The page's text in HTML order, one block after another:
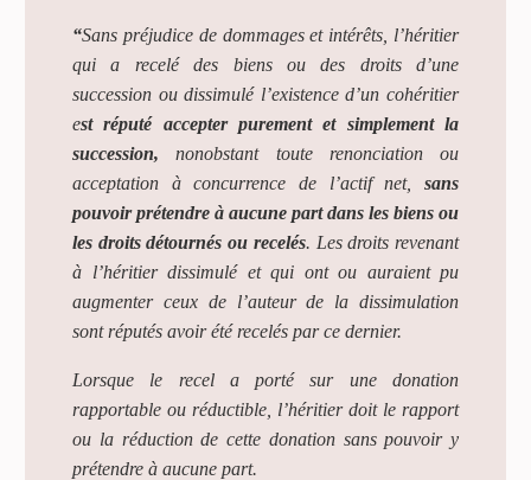
“Sans préjudice de dommages et intérêts, l’héritier
qui a recelé des biens ou des droits d’une
succession ou dissimulé l’existence d’un cohéritier
est réputé accepter purement et simplement la
succession, nonobstant toute renonciation ou
acceptation à concurrence de l’actif net, sans
pouvoir prétendre à aucune part dans les biens ou
les droits détournés ou recelés. Les droits revenant
à l’héritier dissimulé et qui ont ou auraient pu
augmenter ceux de l’auteur de la dissimulation
sont réputés avoir été recelés par ce dernier.
Lorsque le recel a porté sur une donation
rapportable ou réductible, l’héritier doit le rapport
ou la réduction de cette donation sans pouvoir y
prétendre à aucune part.